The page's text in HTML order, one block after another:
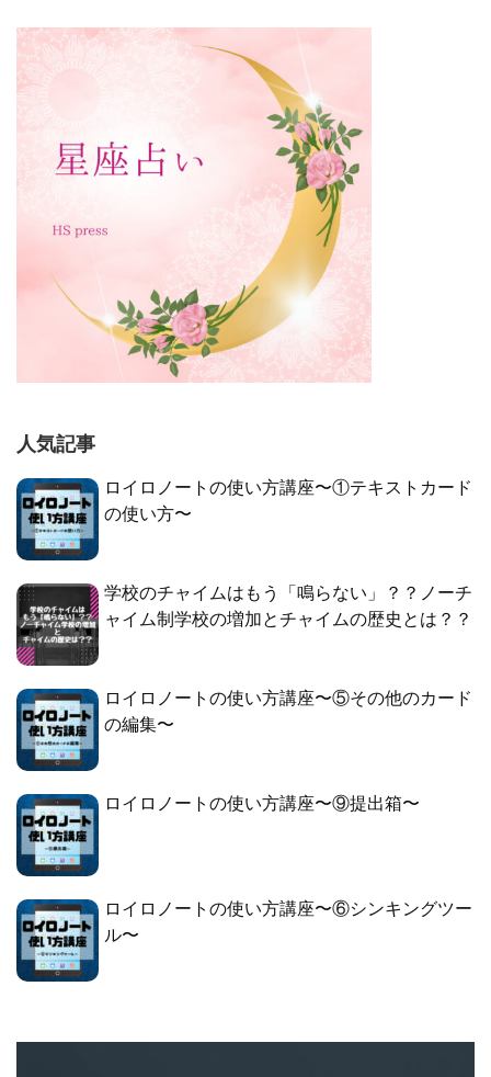
人気記事
ロイロノートの使い方講座〜①テキストカード
の使い方〜
学校のチャイムはもう「鳴らない」？？ノーチ
ャイム制学校の増加とチャイムの歴史とは？？
ロイロノートの使い方講座〜⑤その他のカード
の編集〜
ロイロノートの使い方講座〜⑨提出箱〜
ロイロノートの使い方講座〜⑥シンキングツー
ル〜